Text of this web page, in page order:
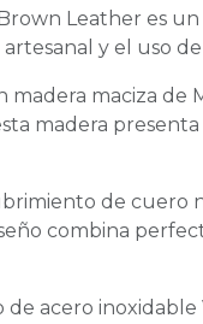
Leather es
y el uso
madera maciza
madera
de cuero
combina
acero inoxidable